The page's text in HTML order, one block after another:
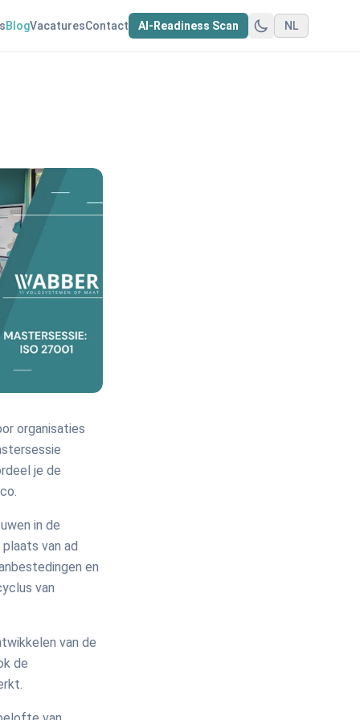
BlogVacaturesContact AI-Readiness Scan NL
organisaties
je de
in de
van ad
en
van
van de
de